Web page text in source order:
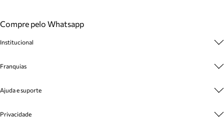
Compre pelo Whatsapp
Institucional
Cashback
Venda Corporativa
Franquias
Plano de Negócio
Ajuda e suporte
Privacidade